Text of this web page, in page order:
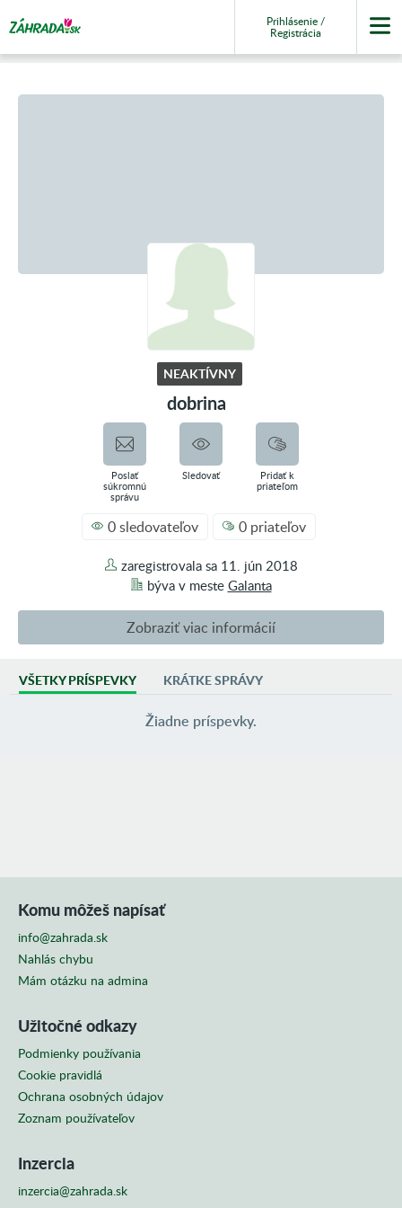
Prihlásenie /
Registrácia
NEAKTÍVNY
dobrina
Poslať
súkromnú
správu
Sledovať
Pridať k
priateľom
0 sledovateľov 0 priateľov
zaregistrovala sa 11. jún 2018
býva v meste Galanta
Zobraziť viac informácií
AKTIVITA
0 príspevkov vo fotoblogoch
VŠETKY PRÍSPEVKY KRÁTKE SPRÁVY
Žiadne príspevky.
Komu môžeš napísať
info@zahrada.sk
Nahlás chybu
Mám otázku na admina
Užitočné odkazy
Podmienky používania
Cookie pravidlá
Ochrana osobných údajov
Zoznam používateľov
Inzercia
inzercia@zahrada.sk